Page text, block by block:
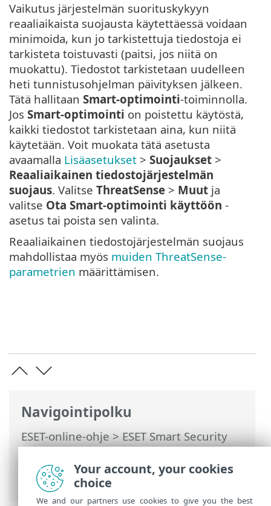
Navigointipolku
ESET-online-ohje>ESET Smart Security
Premium>Lisäasetukset>Suojaukset>
Reaaliaikainen tiedostojärjestelmän
suojaus
Vaikutus järjestelmän suorituskykyyn
reaaliaikaista suojausta käytettäessä voidaan
minimoida, kun jo tarkistettuja tiedostoja ei
tarkisteta toistuvasti (paitsi, jos niitä on
muokattu). Tiedostot tarkistetaan uudelleen
heti tunnistusohjelman päivityksen jälkeen.
Tätä hallitaan Smart-optimointi-toiminnolla.
Jos Smart-optimointi on poistettu käytöstä,
kaikki tiedostot tarkistetaan aina, kun niitä
käytetään. Voit muokata tätä asetusta
avaamalla Lisäasetukset > Suojaukset >
Reaaliaikainen tiedostojärjestelmän
suojaus. Valitse ThreatSense > Muut ja
valitse Ota Smart-optimointi käyttöön -
asetus tai poista sen valinta.
Reaaliaikainen tiedostojärjestelmän suojaus
mahdollistaa myös muiden ThreatSense-
parametrien määrittämisen.
Your account, your cookies
choice
We and our partners use cookies to give you the best